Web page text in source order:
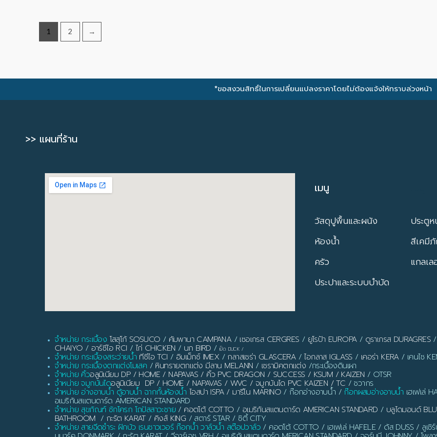
1 2 →
*ขอสงวนสิทธิ์ในการเปลี่ยนแปลงราคาโดยไม่ต้องแจ้งให้ทราบล่วงหน้า
>> แผนที่ร้าน
เมนู
วัสดุปูพื้นและผนัง
ห้องน้ำ
ครัว
ประปาและระบบบำบัด
ประตูห
สีเคมี
แกลเล
จำหน่าย กระเบื้อง โสสุโก้ SOSUCO / คัมพานา CAMPANA/ เซอเกรส CERGRES / ยูโรป้า EUROPA/ ดูราเกรส DURAGRES /
CHAIYO / อาร์ซีไอ RCI / ไก่ CHICKEN / นก BIRD / เป็ด DUCK /
จำหน่าย กระเบื้องสระว่ายน้ำ ทีซีไอ TCI / อิมเม็กซ์ IMEX/ กลาสเซร่า GLASCERA/ไอกลาส IGLASS / เคอร่า KERA/ เคนไซ
จำหน่าย กระเบื้องตกแต่งโมเสค / หินทรายตกแต่ง มีลาน MELANN / เซรามิคตกแต่ง /กระเบื้องดินเผา
จำหน่าย คิ้วอลูมิเนียม DP / HOME / NAPAVAS / คิ้ว PVC DRAGON / SUCCESS / KSUM / KAIZEN / OTSR
จำหน่าย จมูกบันไดอลูมิเนียม DP / HOME / NAPAVAS / WVC / จมูกบันได PVC KAIZEN / TC / ชวากร
จำหน่าย อ่างอาบน้ำ ตู้อาบน้ำ ฉากกั้นห้องน้ำ ไอสปา ISPA / มารีโน MARINO / ก๊อกอ่างอาบน้ำ / ก๊อกผสมอ่างอาบน้ำ เฮเฟเล่
อเมริกันสแตนดาร์ด AMERICAN STANDARD
จำหน่าย สุขภัณฑ์ ชักโครก โถปัสสาวะชาย / คอตโต้ COTTO / อเมริกันสแตนดาร์ด AMERICAN STANDARD / บลูไดมอนด์
BATHROOM / กะรัต KARAT/ คิงส์ KING / สตาร์ STAR / ซิตี้ CITY
จำหน่าย สายฉีดชำระ ฝักบัว เรนชาวเวอร์ ก๊อกน้ำ วาล์วน้ำ สต๊อปวาล์ว / คอตโต้ COTTO / เฮเฟเล่ HAFELE / ดัส DUSS / ลูเ